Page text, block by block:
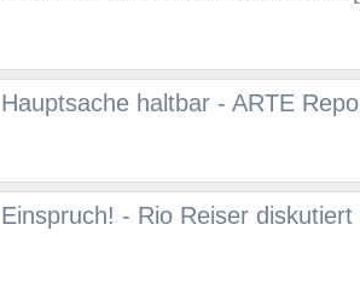
Hauptsache haltbar - ARTE
Einspruch! - Rio Reiser